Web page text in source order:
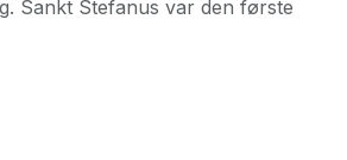
Sankt Stefanus var den første